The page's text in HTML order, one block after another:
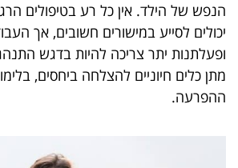
הנפש של הילד. אין כל רע בטיפולים
יכולים לסייע במישורים חשובים, אך
ופעלתנות יתר צריכה להיות בדגש
מתן כלים חיוניים להצלחה ביחסים,
ההפרעה.
שלח